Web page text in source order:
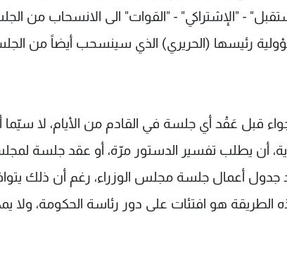
- "الإشتراكي" - "القوات" الى الانسحاب من
رئيسها (الحريري) الذي سينسحب أيضاً من
قبل عَقْد أي جلسة في القادم من الأيام، لا سيّما
أن يطلب تفسير الدستور مرّة، أو عقد جلسة
جدول أعمال جلسة مجلس الوزراء، رغم أن ذلك
الطريقة هو افتئات على دور رئاسة الحكومة، ولا